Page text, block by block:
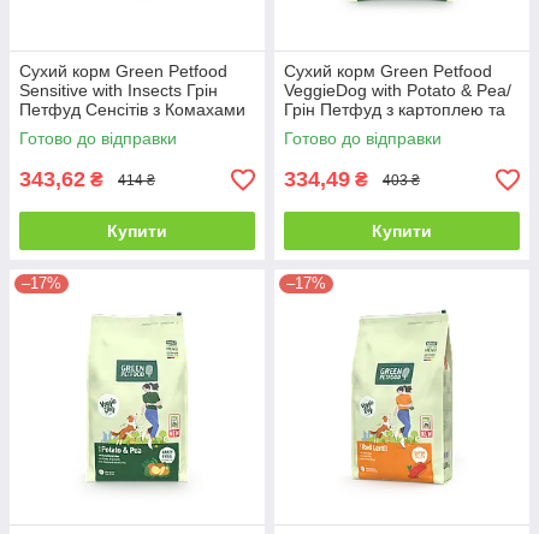
Сухий корм Green Petfood
Sensitive with Insects Грін
Петфуд Сенсітів з Комахами
900 г
Готово до відправки
343,62 ₴ 414 ₴
Купити
Сухий корм Green Petfood
VeggieDog with Potato & Pea/
Грін Петфуд з картоплею та
горохом 900 г
Готово до відправки
334,49 ₴ 403 ₴
Купити
–17% –17%